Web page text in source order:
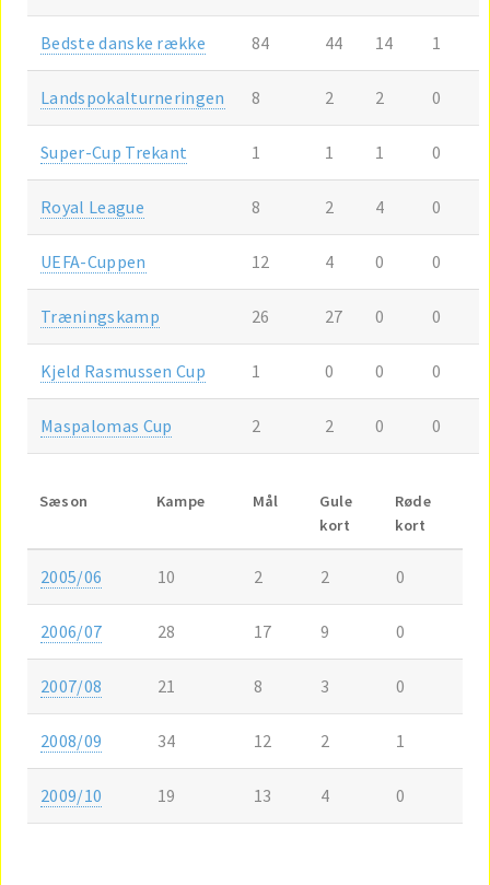
Bedste danske række 84 44 14 1
Landspokalturneringen 8 2 2 0
Super-Cup Trekant 1 1 1 0
Royal League 8 2 4 0
UEFA-Cuppen 12 4 0 0
Træningskamp 26 27 0 0
Kjeld Rasmussen Cup 1 0 0 0
Maspalomas Cup 2 2 0 0
Sæson Kampe Mål
Gule
kort
Røde
kort
2005/06 10 2 2 0
2006/07 28 17 9 0
2007/08 21 8 3 0
2008/09 34 12 2 1
2009/10 19 13 4 0